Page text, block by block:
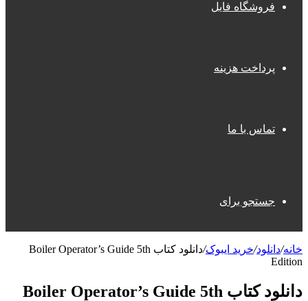
فروشگاه فایل
پرداخت هزینه
تماس با ما
جستجو برای
خانه/دانلود/خرید ایبوک/
دانلود کتاب Boiler Operator’s Guide 5th
Edition
دانلود کتاب Boiler Operator’s Guide 5th